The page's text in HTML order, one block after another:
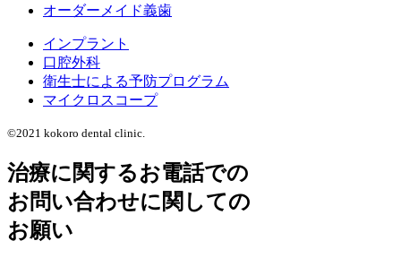
オーダーメイド義歯
インプラント
口腔外科
衛生士による予防プログラム
マイクロスコープ
©2021 kokoro dental clinic.
治療に関するお電話での
お問い合わせに関しての
お願い